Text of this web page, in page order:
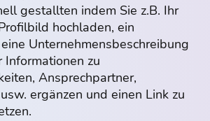
gestallten indem Sie z.B. Ihr
hochladen, ein
Unternehmensbeschreibung
Informationen zu
Ansprechpartner,
ergänzen und einen Link zu